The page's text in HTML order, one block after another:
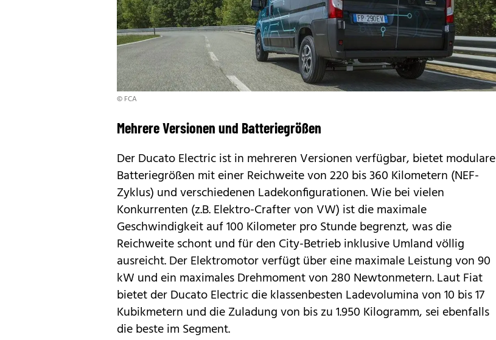
© FCA
Mehrere Versionen und Batteriegrößen
Der Ducato Electric ist in mehreren Versionen verfügbar, bietet modulare
Batteriegrößen mit einer Reichweite von 220 bis 360 Kilometern (NEF-
Zyklus) und verschiedenen Ladekonfigurationen. Wie bei vielen
Konkurrenten (z.B. Elektro-Crafter von VW) ist die maximale
Geschwindigkeit auf 100 Kilometer pro Stunde begrenzt, was die
Reichweite schont und für den City-Betrieb inklusive Umland völlig
ausreicht. Der Elektromotor verfügt über eine maximale Leistung von 90
kW und ein maximales Drehmoment von 280 Newtonmetern. Laut Fiat
bietet der Ducato Electric die klassenbesten Ladevolumina von 10 bis 17
Kubikmetern und die Zuladung von bis zu 1.950 Kilogramm, sei ebenfalls
die beste im Segment.